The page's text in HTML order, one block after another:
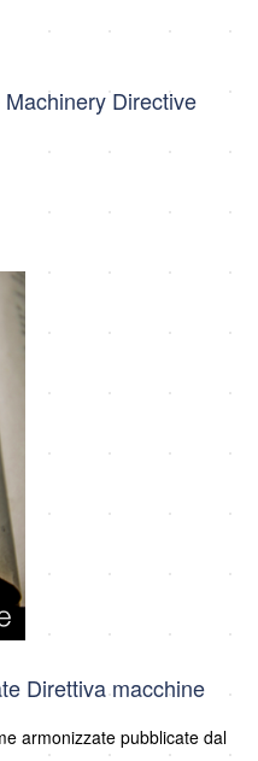
Directive
Direttiva macchine
armonizzate pubblicate dal